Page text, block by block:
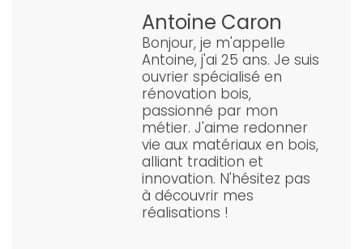
Antoine Caron
Bonjour, je m'appelle
Antoine, j'ai 25 ans. Je suis
ouvrier spécialisé en
rénovation bois,
passionné par mon
métier. J'aime redonner
vie aux matériaux en bois,
alliant tradition et
innovation. N'hésitez pas
à découvrir mes
réalisations !